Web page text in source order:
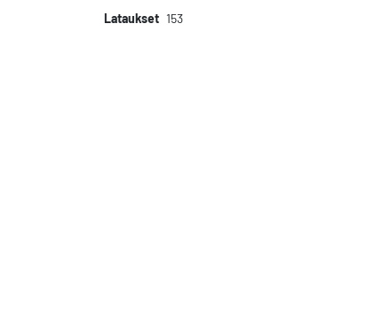
Lataukset 153